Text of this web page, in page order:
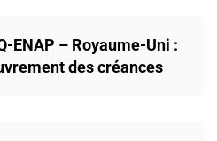
ENAP – Royaume-Uni :
des créances